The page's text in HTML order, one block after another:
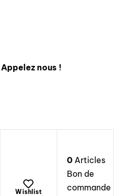
Wishlist
0Articles
Bon de
commande
nous !
Organisation. Tous droits